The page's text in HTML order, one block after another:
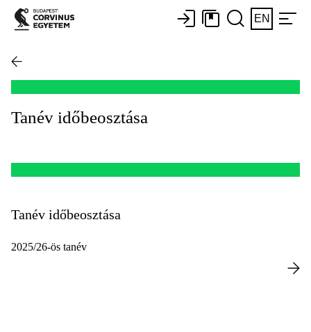
EN
Tanév időbeosztása
Tanév időbeosztása
2025/26-ös tanév